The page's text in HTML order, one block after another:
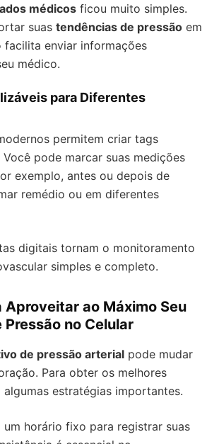
médicos ficou muito simples.
suas tendências de pressão em
facilita enviar informações
médico.
para Diferentes
permitem criar tags
Você pode marcar suas medições
exemplo, antes ou depois de
remédio ou em diferentes
digitais tornam o monitoramento
simples e completo.
Aproveitar ao Máximo Seu
no Celular
de pressão arterial pode mudar
Para obter os melhores
algumas estratégias importantes.
um horário fixo para registrar suas